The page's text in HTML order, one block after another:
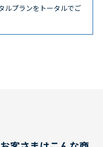
ルプランをトータルでご